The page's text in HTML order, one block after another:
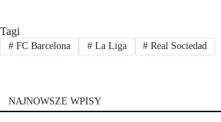
Tagi
#FC Barcelona #La Liga # Real Sociedad
NAJNOWSZE WPISY